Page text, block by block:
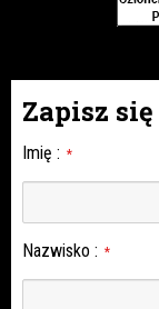
Zapisz
Imię : *
Nazwisko : *